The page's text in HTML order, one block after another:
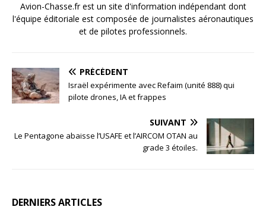
Avion-Chasse.fr est un site d'information indépendant dont
l'équipe éditoriale est composée de journalistes aéronautiques
et de pilotes professionnels.
PRÉCÉDENT
Israël expérimente avec Refaim (unité 888) qui
pilote drones, IA et frappes
SUIVANT
Le Pentagone abaisse l’USAFE et l’AIRCOM OTAN au
grade 3 étoiles.
DERNIERS ARTICLES